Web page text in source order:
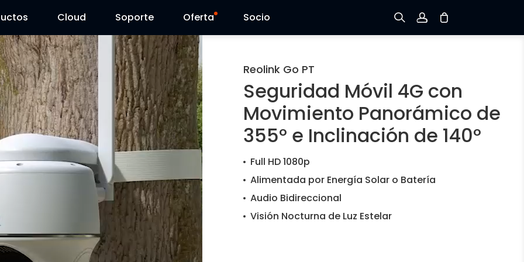
Cloud Soporte
Centro de Soporte
Centro de Descarga
Blog
Oferta
Ventas Flash
Reolink Day
Socio
Iniciar sesión
Rastree el Pedido
Reolink Go PT
Seguridad Móvil 4G con
Movimiento Panorámico de
355° e Inclinación de 140°
Full HD 1080p
Alimentada por Energía Solar o Batería
Audio Bidireccional
Visión Nocturna de Luz Estelar